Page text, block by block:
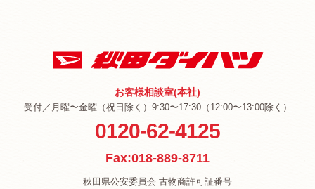
お客様相談室(本社)
受付／月曜〜金曜（祝日除く）9:30〜17:30（12:00〜13:00除く）
0120-62-4125
Fax:018-889-8711
秋田県公安委員会 古物商許可証番号